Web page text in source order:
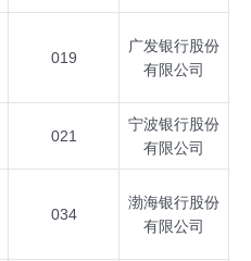
019
广发银行股份
有限公司
021
宁波银行股份
有限公司
034
渤海银行股份
有限公司